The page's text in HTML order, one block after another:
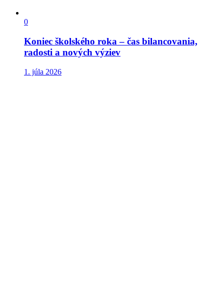
0
Koniec školského roka – čas bilancovania,
radosti a nových výziev
1. júla 2026